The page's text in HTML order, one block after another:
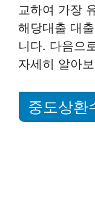
교하여 가장
해당대출 대
니다. 다음으
자세히 알아
중도상환